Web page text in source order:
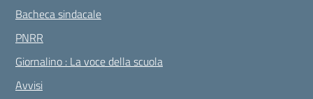
Bacheca sindacale
PNRR
Giornalino : La voce della scuola
Avvisi